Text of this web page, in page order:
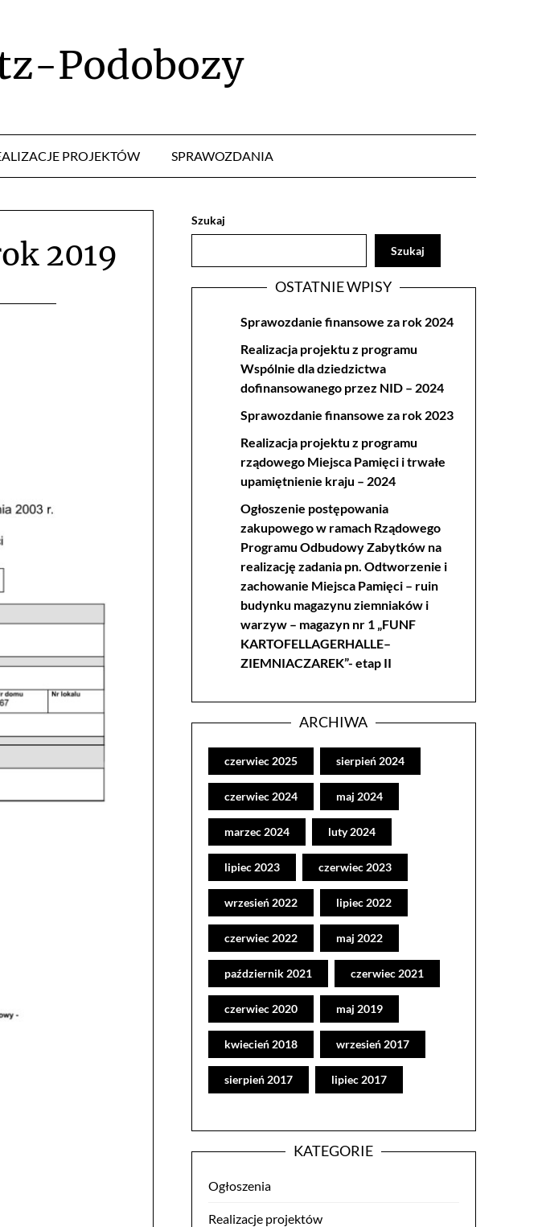
Podobozy
PROJEKTÓW SPRAWOZDANIA
2019
Szukaj
Szukaj
OSTATNIE WPISY
Sprawozdanie finansowe za rok 2024
Realizacja projektu z programu
Wspólnie dla dziedzictwa
dofinansowanego przez NID – 2024
Sprawozdanie finansowe za rok 2023
Realizacja projektu z programu
rządowego Miejsca Pamięci i trwałe
upamiętnienie kraju – 2024
Ogłoszenie postępowania
zakupowego w ramach Rządowego
Programu Odbudowy Zabytków na
realizację zadania pn. Odtworzenie i
zachowanie Miejsca Pamięci – ruin
budynku magazynu ziemniaków i
warzyw – magazyn nr 1 „FUNF
KARTOFELLAGERHALLE–
ZIEMNIACZAREK”- etap II
ARCHIWA
czerwiec 2025 sierpień 2024
czerwiec 2024 maj 2024
marzec 2024 luty 2024
lipiec 2023 czerwiec 2023
wrzesień 2022 lipiec 2022
czerwiec 2022 maj 2022
październik 2021 czerwiec 2021
czerwiec 2020 maj 2019
kwiecień 2018 wrzesień 2017
sierpień 2017 lipiec 2017
KATEGORIE
Ogłoszenia
Realizacje projektów